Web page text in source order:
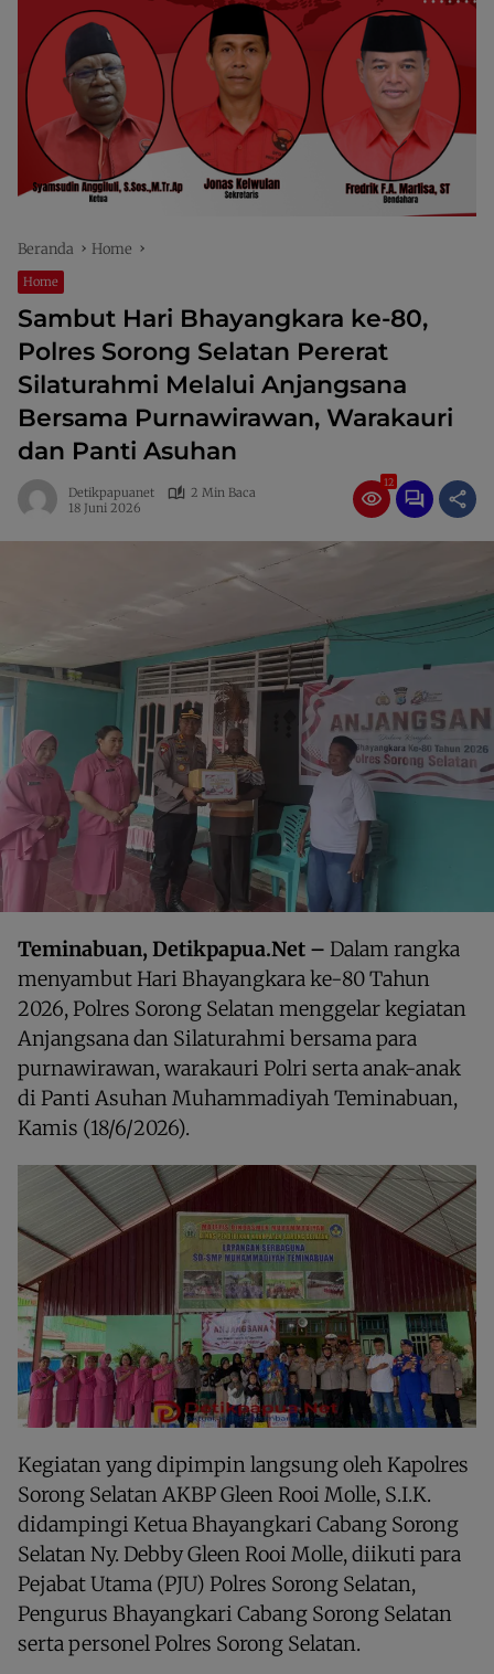
Beranda Home
Home
Sambut Hari Bhayangkara ke-80,
Polres Sorong Selatan Pererat
Silaturahmi Melalui Anjangsana
Bersama Purnawirawan, Warakauri
dan Panti Asuhan
Detikpapuanet
2 Min Baca
18 Juni 2026
12
Teminabuan, Detikpapua.Net – Dalam rangka
menyambut Hari Bhayangkara ke-80 Tahun
2026, Polres Sorong Selatan menggelar kegiatan
Anjangsana dan Silaturahmi bersama para
purnawirawan, warakauri Polri serta anak-anak
di Panti Asuhan Muhammadiyah Teminabuan,
Kamis (18/6/2026).
Kegiatan yang dipimpin langsung oleh Kapolres
Sorong Selatan AKBP Gleen Rooi Molle, S.I.K.
didampingi Ketua Bhayangkari Cabang Sorong
Selatan Ny. Debby Gleen Rooi Molle, diikuti para
Pejabat Utama (PJU) Polres Sorong Selatan,
Pengurus Bhayangkari Cabang Sorong Selatan
serta personel Polres Sorong Selatan.